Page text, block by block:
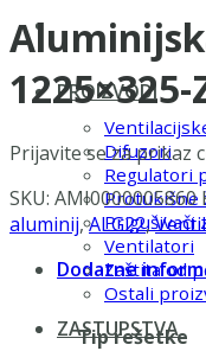
PROIZVODI
Difuzori
Regulatori
Protukišne
Prigušivači
Ventilatori
Zaštita od
Ostali
ZASTUPSTVA
Prijavite se za prikaz
SKU: AMI0000005860
aluminij,ALG22,
Dodatne
Tip rešetke